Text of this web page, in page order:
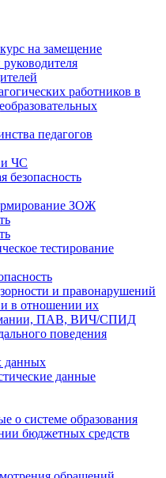
на замещение
работников в
педагогов
и ЧС
безопасность
ЗОЖ
тестирование
и правонарушений
в отношении их
ПАВ, ВИЧ/СПИД
поведения
данных
данные
о системе образования
бюджетных средств